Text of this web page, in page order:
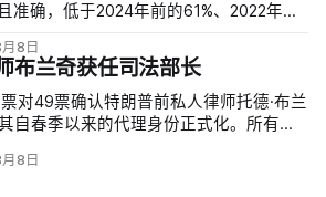
准确，低于2024年前的61%、2022年的
主党及倾向民主党者为58%；
8日
布兰奇获任司法部长
对49票确认特朗普前私人律师托德·布兰
自春季以来的代理身份正式化。所有出
席的米奇·麦康奈尔未投票。比尔·卡西迪
8日